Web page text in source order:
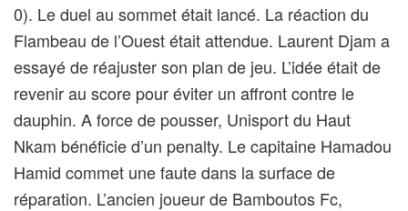
0). Le duel au sommet était lancé. La réaction du
Flambeau de l’Ouest était attendue. Laurent Djam a
essayé de réajuster son plan de jeu. L’idée était de
revenir au score pour éviter un affront contre le
dauphin. A force de pousser, Unisport du Haut
Nkam bénéficie d’un penalty. Le capitaine Hamadou
Hamid commet une faute dans la surface de
réparation. L’ancien joueur de Bamboutos Fc,